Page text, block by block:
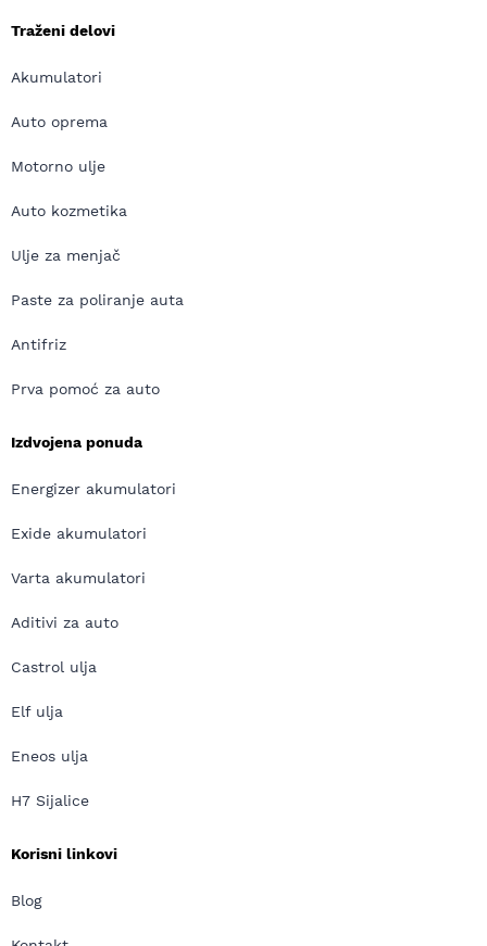
Traženi delovi
Akumulatori
Auto oprema
Motorno ulje
Auto kozmetika
Ulje za menjač
Paste za poliranje auta
Antifriz
Prva pomoć za auto
Izdvojena ponuda
Energizer akumulatori
Exide akumulatori
Varta akumulatori
Aditivi za auto
Castrol ulja
Elf ulja
Eneos ulja
H7 Sijalice
Korisni linkovi
Blog